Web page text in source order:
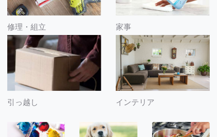
修理・組立 家事
引っ越し インテリア